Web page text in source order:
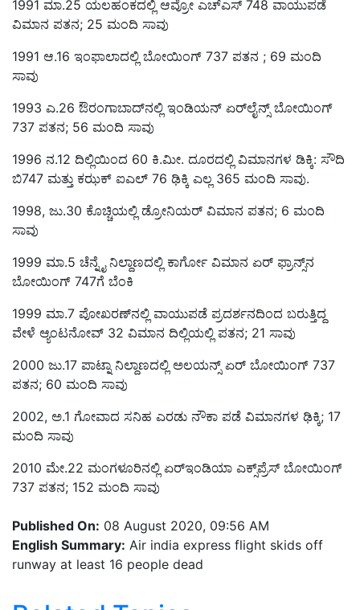
1991 ಮಾ.25 ಯಲಹಂಕದಲ್ಲಿ ಆವ್ರೋ ಎಚ್‌ಎಸ್‌ 748 ವಾಯುಪಡೆ
ವಿಮಾನ ಪತನ; 25 ಮಂದಿ ಸಾವು
1991 ಆ.16 ಇಂಫಾಲಾದಲ್ಲಿ ಬೋಯಿಂಗ್‌ 737 ಪತನ ; 69 ಮಂದಿ
ಸಾವು
1993 ಎ.26 ಔರಂಗಾಬಾದ್‌ನಲ್ಲಿ ಇಂಡಿಯನ್‌ ಏರ್‌ಲೈನ್ಸ್‌ ಬೋಯಿಂಗ್‌
737 ಪತನ; 56 ಮಂದಿ ಸಾವು
1996 ನ.12 ದಿಲ್ಲಿಯಿಂದ 60 ಕಿ.ಮೀ. ದೂರದಲ್ಲಿ ವಿಮಾನಗಳ ಡಿಕ್ಕಿ: ಸೌದಿ
ಬಿ747 ಮತ್ತು ಕಝಕ್‌ ಐಎಲ್‌ 76 ಢಿಕ್ಕಿ ಎಲ್ಲ 365 ಮಂದಿ ಸಾವು.
1998, ಜು.30 ಕೊಚ್ಚಿಯಲ್ಲಿ ಡ್ರೋನಿಯರ್‌ ವಿಮಾನ ಪತನ; 6 ಮಂದಿ
ಸಾವು
1999 ಮಾ.5 ಚೆನ್ನೈ ನಿಲ್ದಾಣದಲ್ಲಿ ಕಾರ್ಗೋ ವಿಮಾನ ಏರ್‌ ಫ್ರಾನ್ಸ್‌ನ
ಬೋಯಿಂಗ್‌ 747ಗೆ ಬೆಂಕಿ
1999 ಮಾ.7 ಪೋಖರಣ್‌ನಲ್ಲಿ ವಾಯುಪಡೆ ಪ್ರದರ್ಶನದಿಂದ ಬರುತ್ತಿದ್ದ
ವೇಳೆ ಆ್ಯಂಟನೋವ್‌ 32 ವಿಮಾನ ದಿಲ್ಲಿಯಲ್ಲಿ ಪತನ; 21 ಸಾವು
2000 ಜು.17 ಪಾಟ್ನಾ ನಿಲ್ದಾಣದಲ್ಲಿ ಅಲಯನ್ಸ್‌ ಏರ್‌ ಬೋಯಿಂಗ್‌ 737
ಪತನ; 60 ಮಂದಿ ಸಾವು
2002, ಅ.1 ಗೋವಾದ ಸನಿಹ ಎರಡು ನೌಕಾ ಪಡೆ ವಿಮಾನಗಳ ಢಿಕ್ಕಿ; 17
ಮಂದಿ ಸಾವು
2010 ಮೇ.22 ಮಂಗಳೂರಿನಲ್ಲಿ ಏರ್‌ಇಂಡಿಯಾ ಎಕ್ಸ್‌ಪ್ರೆಸ್‌ ಬೋಯಿಂಗ್‌
737 ಪತನ; 152 ಮಂದಿ ಸಾವು
Published On: 08 August 2020, 09:56 AM
English Summary: Air india express flight skids off
runway at least 16 people dead